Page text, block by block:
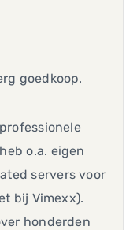
goedkoop.
o.a. eigen
servers voor
bij Vimexx).
honderden